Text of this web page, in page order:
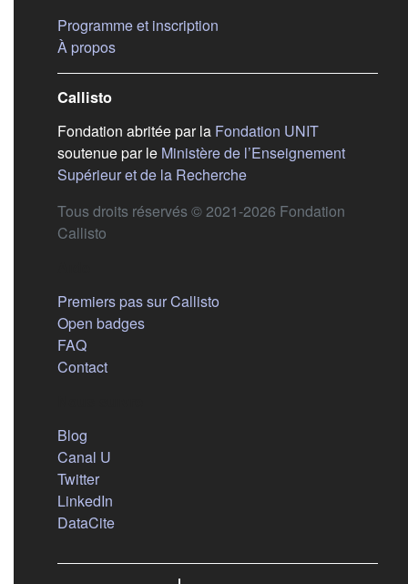
Programme et inscription
À propos(s'ouvre dans un nouvel onglet)
Callisto
Fondation abritée par la Fondation UNIT(s'ouvre
soutenue par le Ministère de l’Enseignement
Supérieur et de la Recherche(s'ouvre dans un nouvel
Tous droits réservés © 2021-2026 Fondation
Callisto
Premiers pas sur Callisto
Open badges
FAQ
Contact
Blog
Canal U
Twitter(s'ouvre dans un nouvel onglet)
LinkedIn
DataCite(s'ouvre dans un nouvel onglet)